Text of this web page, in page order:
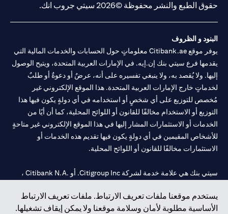
يستخدم موقعنا ملفات تعريف الارتباط. ملفات تعريف الارتباط
الأساسية مطلوبة لأمان وسلامة موقعنا ولا يمكن إيقاف تشغيلها.
حقوق الطبع والنشر محفوظة ©2026 سيتي جروب انك.
البنود و الظروف
يوفر موقع Citibank.ae معلوماتٍ حول الحسابات والخدمات المالية التي
يقدمها فرع سيتي بنك إن.إيه. في الإمارات العربية المتحدة، ويتيح الوصول
إليها. ولا يُقصد به، ولا ينبغي تفسيره على أنه، عرضٌ أو دعوةٌ أو طلبٌ
لخدماتٍ خارج الإمارات العربية المتحدة. هذا الموقع الإلكتروني غير
مُخصص للتوزيع على أي شخصٍ أو استخدامه في أي دولةٍ يكون فيها هذا
التوزيع أو الاستخدام مخالفًا للقانون أو اللوائح المحلية، كما أن أيًا من
الخدمات أو الاستثمارات المشار إليها في هذا الموقع الإلكتروني غير متاحةٍ
للأشخاص المقيمين في أي دولةٍ يكون فيها تقديم هذه الخدمات أو
الاستثمارات مخالفًا للقانون أو اللوائح المحلية.
سيتي بنك هي علامة خدمة لشركة Citigroup Inc. أو .Citibank N.A ،
سيتي بنك إن. إيه. الإمارات مسجل لدى مصرف الإمارات المركزي تحت